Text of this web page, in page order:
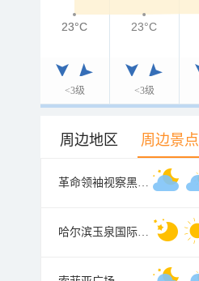
<3级 <3级
23°C
23°C 23°C
周边地区 周边景点
革命领袖视察黑龙江纪念馆
哈尔滨玉泉国际狩猎场